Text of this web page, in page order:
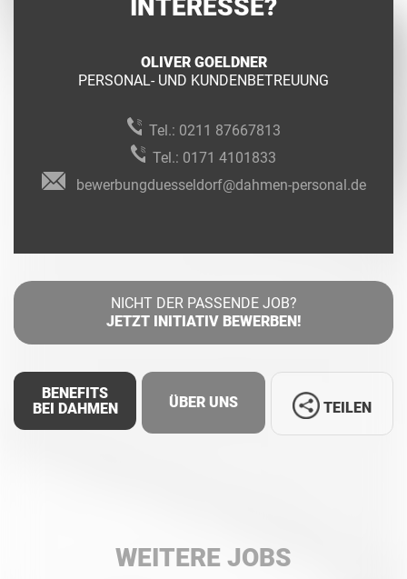
INTERESSE?
OLIVER GOELDNER
PERSONAL- UND KUNDENBETREUUNG
Tel.: 0211 87667813
Tel.: 0171 4101833
bewerbungduesseldorf@dahmen-personal.de
NICHT DER PASSENDE JOB?
JETZT INITIATIV BEWERBEN!
BENEFITS
BEI DAHMEN
ÜBER UNS TEILEN
WEITERE JOBS